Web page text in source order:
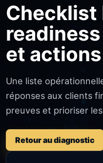
Checklist
et actions
Une liste
réponses aux clients
preuves et prioriser
Retour au diagnostic